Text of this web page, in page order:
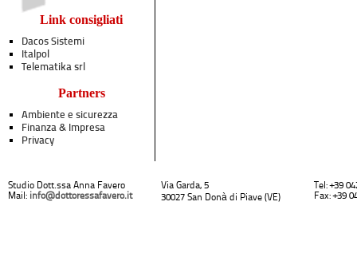
Link consigliati
Dacos Sistemi
Italpol
Telematika srl
Partners
Ambiente e sicurezza
Finanza & Impresa
Privacy
Studio Dott.ssa Anna Favero
Mail: info@dottoressafavero.it
Via Garda, 5
30027 San Donà di Piave (VE)
Tel: +39
Fax: +39